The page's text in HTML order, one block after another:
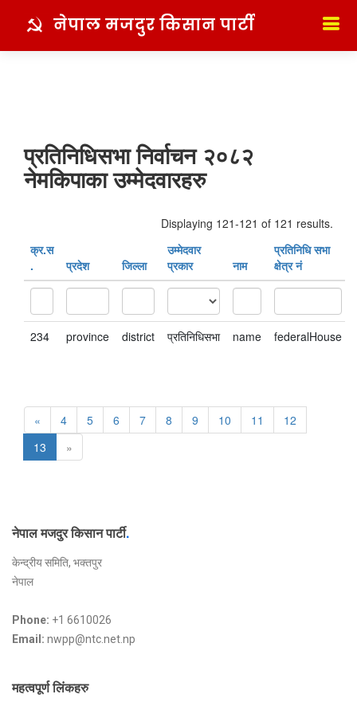
नेपाल मजदुर किसान पार्टी
प्रतिनिधिसभा निर्वाचन २०८२
नेमकिपाका उम्मेदवारहरु
Displaying 121-121 of 121 results.
क्र‍.स‌
.
प्रदेश जिल्ला
उम्मेदवार
प्रकार
नाम
प्रतिनिधि सभा
क्षेत्र नं
234 province district प्रतिनिधिसभा name federalHouse
« 4 5 6 7 8 9 10 11
12
13
»
नेपाल मजदुर किसान पार्टी.
केन्द्रीय समिति, भक्तपुर
नेपाल
Phone: +1 6610026
Email: nwpp@ntc.net.np
महत्वपूर्ण लिंकहरु